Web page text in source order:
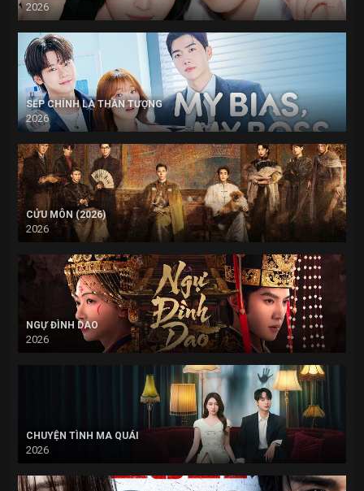
2026
SẾP CHÍNH LÀ THẦN TƯỢNG
2026
CỬU MÔN (2026)
2026
NGỰ ĐÌNH DAO
2026
CHUYỆN TÌNH MA QUÁI
2026